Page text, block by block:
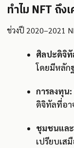
ทำไม NFT ถึง
ช่วงปี 2020–2021
ศิลปะดิจิทั
โดยมีหลัก
การลงทุน:
ดิจิทัลที่อ
ชุมชนแล
เปรียบเส